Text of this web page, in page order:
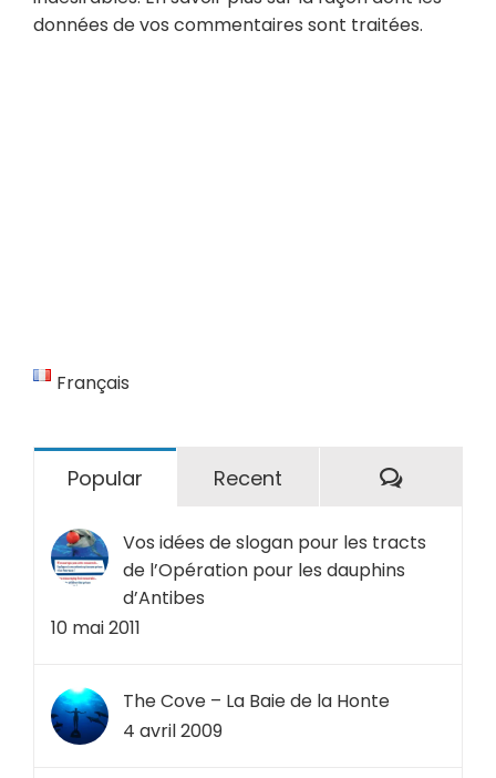
données de vos commentaires sont traitées.
Français
Popular Recent
Vos idées de slogan pour les tracts
de l’Opération pour les dauphins
d’Antibes
10 mai 2011
The Cove – La Baie de la Honte
4 avril 2009